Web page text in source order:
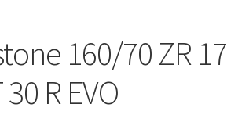
160/70 ZR 17
R EVO